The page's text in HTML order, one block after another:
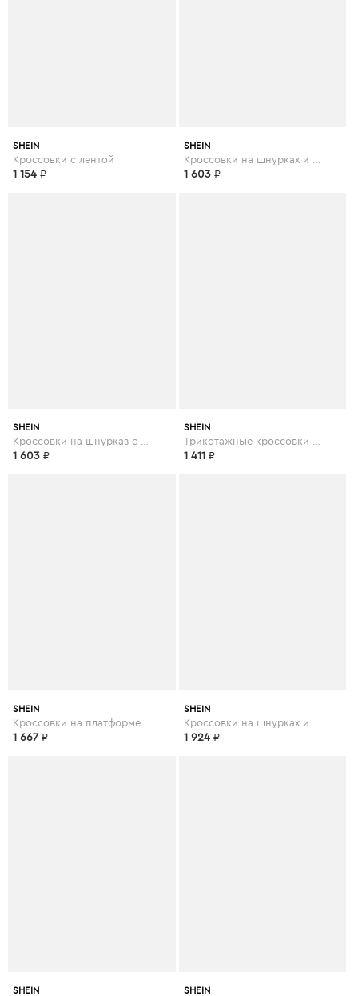
SHEIN
Кроссовки с лентой
1 154 ₽
SHEIN
1 603 ₽
SHEIN
1 603 ₽
SHEIN
1 411 ₽
SHEIN
1 667 ₽
SHEIN
1 924 ₽
SHEIN SHEIN